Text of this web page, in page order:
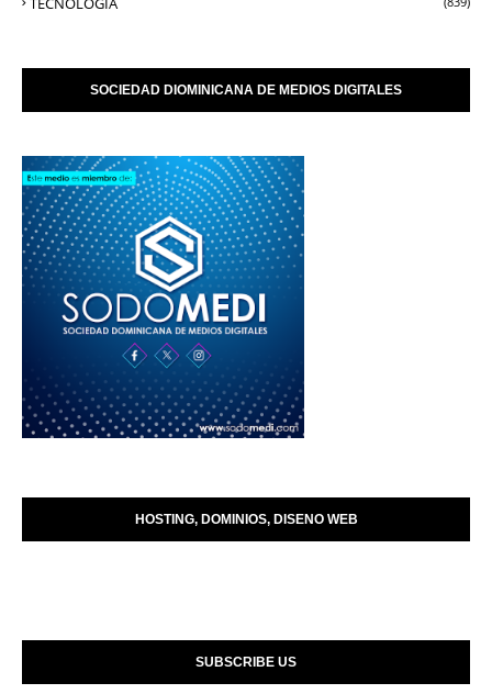
SOCIEDAD DIOMINICANA DE MEDIOS DIGITALES
HOSTING, DOMINIOS, DISENO WEB
SUBSCRIBE US